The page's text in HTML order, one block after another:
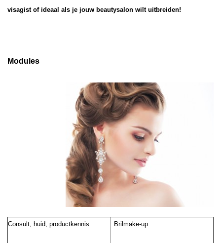
visagist of ideaal als je jouw beautysalon wilt uitbreiden!
Modules
Consult, huid, productkennis Brilmake-up